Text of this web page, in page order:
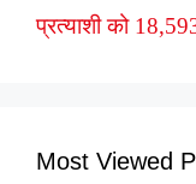
प्रत्याशी को
Most Viewed